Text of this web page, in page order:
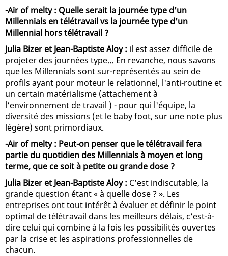
-Air of melty : Quelle serait la journée type d'un
Millennials en télétravail vs la journée type d'un
Millennial hors télétravail ?
Julia Bizer et Jean-Baptiste Aloy : il est assez difficile de
projeter des journées type… En revanche, nous savons
que les Millennials sont sur-représentés au sein de
profils ayant pour moteur le relationnel, l'anti-routine et
un certain matérialisme (attachement à
l’environnement de travail ) - pour qui l'équipe, la
diversité des missions (et le baby foot, sur une note plus
légère) sont primordiaux.
-Air of melty : Peut-on penser que le télétravail fera
partie du quotidien des Millennials à moyen et long
terme, que ce soit à petite ou grande dose ?
Julia Bizer et Jean-Baptiste Aloy : C’est indiscutable, la
grande question étant « à quelle dose ? ». Les
entreprises ont tout intérêt à évaluer et définir le point
optimal de télétravail dans les meilleurs délais, c’est-à-
dire celui qui combine à la fois les possibilités ouvertes
par la crise et les aspirations professionnelles de
chacun.